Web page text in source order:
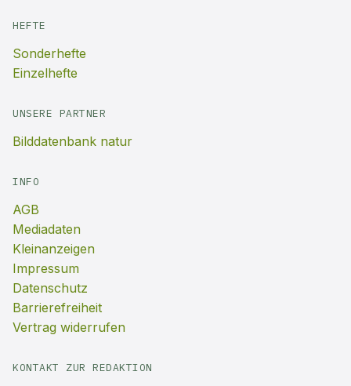
HEFTE
Sonderhefte
Einzelhefte
UNSERE PARTNER
Bilddatenbank natur
INFO
AGB
Mediadaten
Kleinanzeigen
Impressum
Datenschutz
Barrierefreiheit
Vertrag widerrufen
KONTAKT ZUR REDAKTION